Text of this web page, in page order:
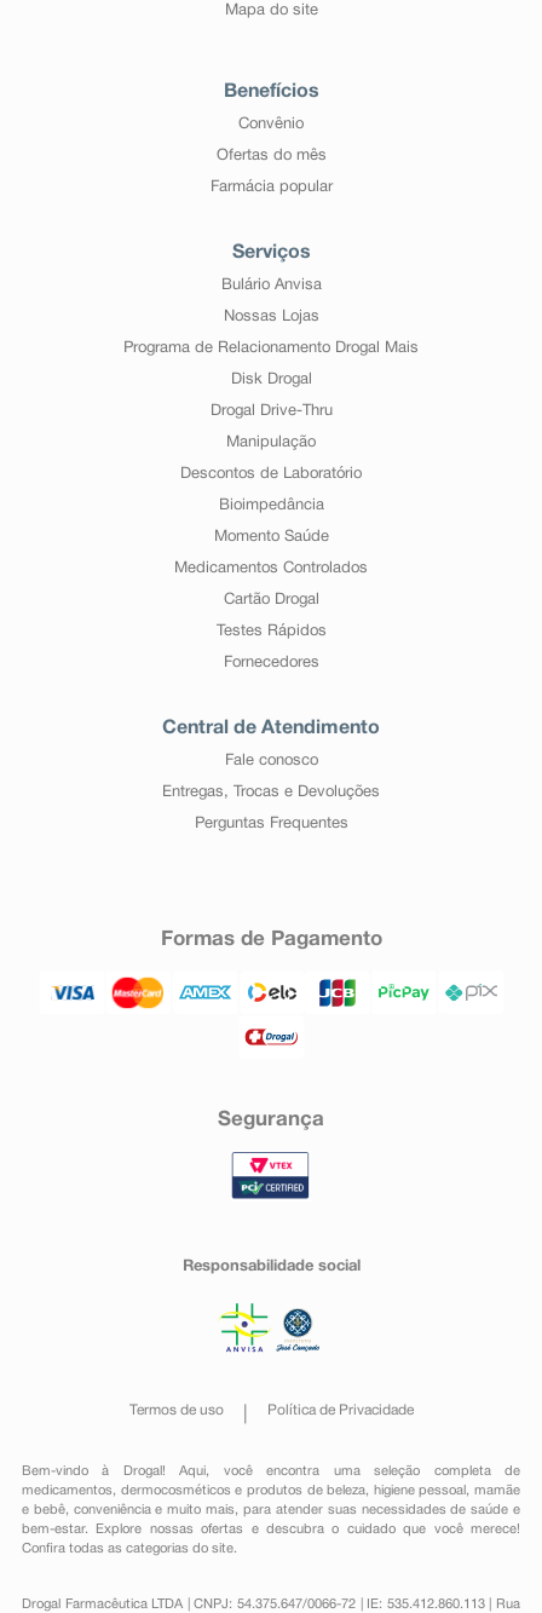
Mapa do site
Benefícios
Convênio
Ofertas do mês
Farmácia popular
Serviços
Bulário Anvisa
Nossas Lojas
Programa de Relacionamento Drogal Mais
Disk Drogal
Drogal Drive-Thru
Manipulação
Descontos de Laboratório
Bioimpedância
Momento Saúde
Medicamentos Controlados
Cartão Drogal
Testes Rápidos
Fornecedores
Central de Atendimento
Fale conosco
Entregas, Trocas e Devoluções
Perguntas Frequentes
Formas de Pagamento
Segurança
Responsabilidade social
Termos de uso Política de Privacidade
Bem-vindo à Drogal! Aqui, você encontra uma seleção completa de
medicamentos , dermocosméticos e produtos de beleza, higiene pessoal ,mamãe
e bebê, conveniênciae muito mais, para atender suas necessidades de saúde e
bem-estar. Explore nossas ofertas e descubra o cuidado que você merece!
Confira todas as categorias do site.
Drogal Farmacêutica LTDA | CNPJ: 54.375.647/0066-72 | IE: 535.412.860.113 | Rua